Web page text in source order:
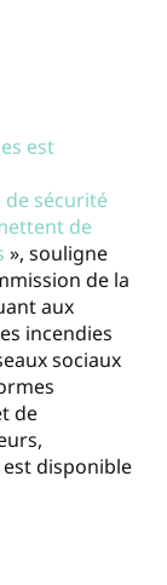
est
sécurité
de
», souligne
de la
aux
incendies
sociaux
de
est disponible